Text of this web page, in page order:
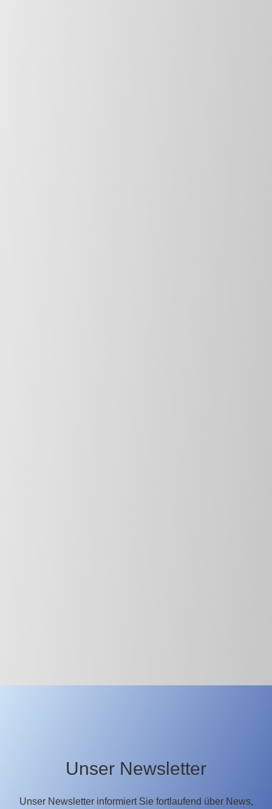
Unser Newsletter
Unser Newsletter informiert Sie fortlaufend über News,